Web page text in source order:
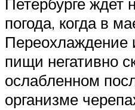
Петербурге ждет
погода, когда в
Переохлаждение
пищи негативно
ослабленном
организме